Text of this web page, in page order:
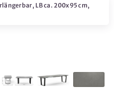
LB ca. 200x95 cm,